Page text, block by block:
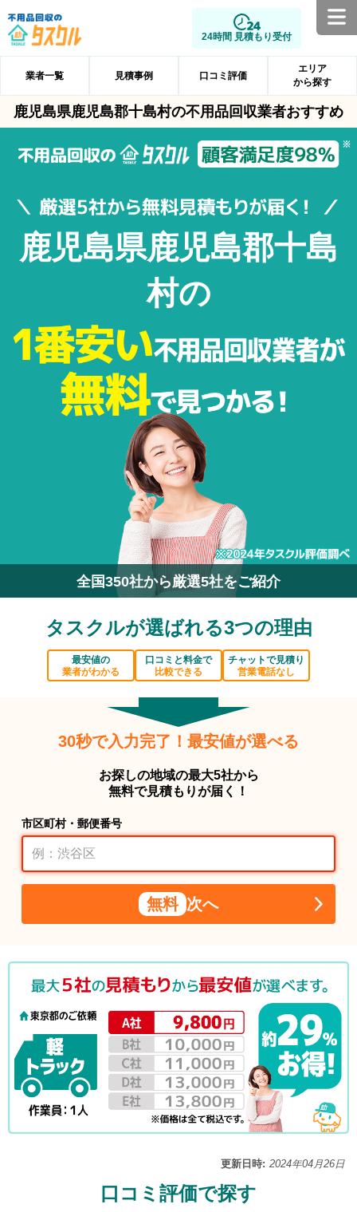
24時間 見積もり受付
業者一覧 見積事例 口コミ評価
エリア
から探す
鹿児島県鹿児島郡十島村の不用品回収業者おすすめ
鹿児島県鹿児島郡十島
村の
全国350社から厳選5社をご紹介
タスクルが選ばれる3つの理由
最安値の
業者がわかる
口コミと料金で
比較できる
チャットで見積り
営業電話なし
30秒で入力完了！最安値が選べる
お探しの地域の最大5社から
無料で見積もりが届く！
市区町村・郵便番号
無料 次へ
更新日時: 2024年04月26日
口コミ評価で探す